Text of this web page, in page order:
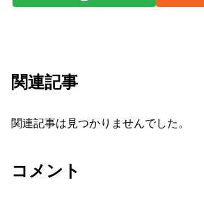
関連記事
関連記事は見つかりませんでした。
コメント